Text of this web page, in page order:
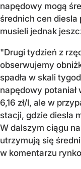
napędowy mogą
średnich cen diesla
musieli jednak
"Drugi tydzień z
obserwujemy
spadła w skali
napędowy potaniał
6,16 zł/l, ale w
stacji, gdzie diesla
W dalszym ciągu
utrzymują się
w komentarzu